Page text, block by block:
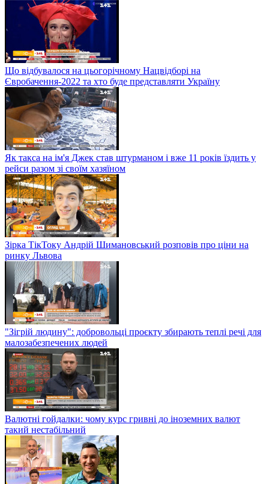
Що відбувалося на цьогорічному Нацвідборі на
Євробачення-2022 та хто буде представляти Україну
Як такса на ім'я Джек став штурманом і вже 11 років їздить у
рейси разом зі своїм хазяїном
Зірка ТікТоку Андрій Шимановський розповів про ціни на
ринку Львова
"Зігрій людину": добровольці проєкту збирають теплі речі для
малозабезпечених людей
Валютні гойдалки: чому курс гривні до іноземних валют
такий нестабільний